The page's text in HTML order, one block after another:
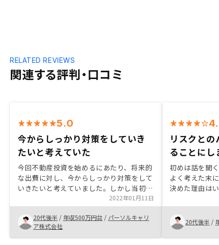
関連する評判・口コミ
RELATED REVIEWS
5.0
今からしっかり対策をしていき
たいと考えていた
今回不動産投資を始めるにあたり、将来的
な出費に対し、今からしっかり対策をして
いきたいと考えていました。しかし当初
は、購入後の管理体制や、災害時の対応が
不安で決め手に困っていました。しかし、
RENOSYさんはその点についてかなり的確
に説明をしてください丁寧に対応していた
だいたので助かりました。また、今後の不
2022年01月11日
20代後半 / 年収500万円台 / パーソルキャリ
ア株式会社
リスクと
ることにし
初めは話を聞
よく考えた末
決めた理由は
す。不動産の
関の与信を通
ものであるた
した。また、
20代後半 /